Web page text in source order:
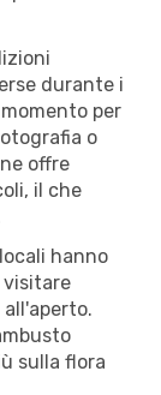
durante i
per
o
offre
il che
hanno
visitare
sulla flora